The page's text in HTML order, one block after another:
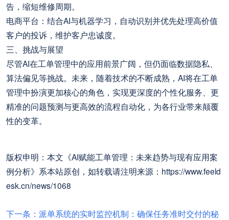
告，缩短维修周期。
电商平台：结合AI与机器学习，自动识别并优先处理高价值
客户的投诉，维护客户忠诚度。
三、挑战与展望
尽管AI在工单管理中的应用前景广阔，但仍面临数据隐私、
算法偏见等挑战。未来，随着技术的不断成熟，AI将在工单
管理中扮演更加核心的角色，实现更深度的个性化服务、更
精准的问题预测与更高效的流程自动化，为各行业带来颠覆
性的变革。
版权申明：本文《AI赋能工单管理：未来趋势与现有应用案
例分析》系本站原创，如转载请注明来源：https://www.feeld
esk.cn/news/1068
下一条：派单系统的实时监控机制：确保任务准时交付的秘